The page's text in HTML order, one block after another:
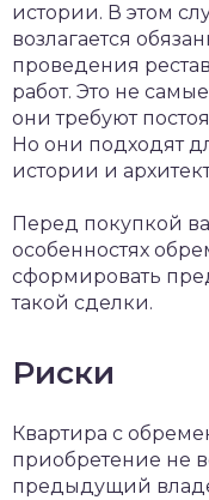
истории. В этом
возлагается
проведения
работ. Это не
они требуют
Но они подходят
истории и
Перед покупкой
особенностях
сформировать
такой сделки.
Риски
Квартира с
приобретение не
предыдущий